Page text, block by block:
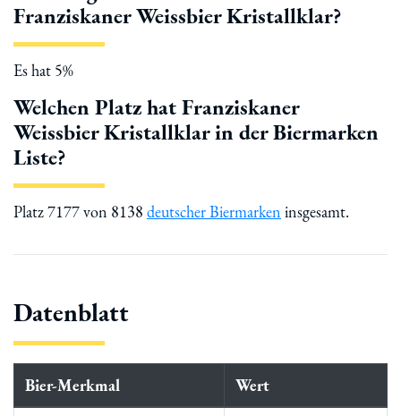
Franziskaner Weissbier Kristallklar?
Es hat 5%
Welchen Platz hat Franziskaner
Weissbier Kristallklar in der Biermarken
Liste?
Platz 7177 von 8138 deutscher Biermarken insgesamt.
Datenblatt
Bier-Merkmal Wert